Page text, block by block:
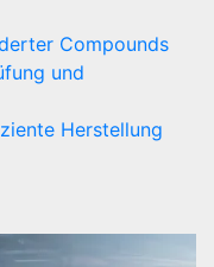
Compounds
und
Herstellung